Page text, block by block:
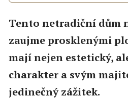
Tento netradiční dům
zaujme prosklenými
mají nejen estetický,
charakter a svým
jedinečný zážitek.